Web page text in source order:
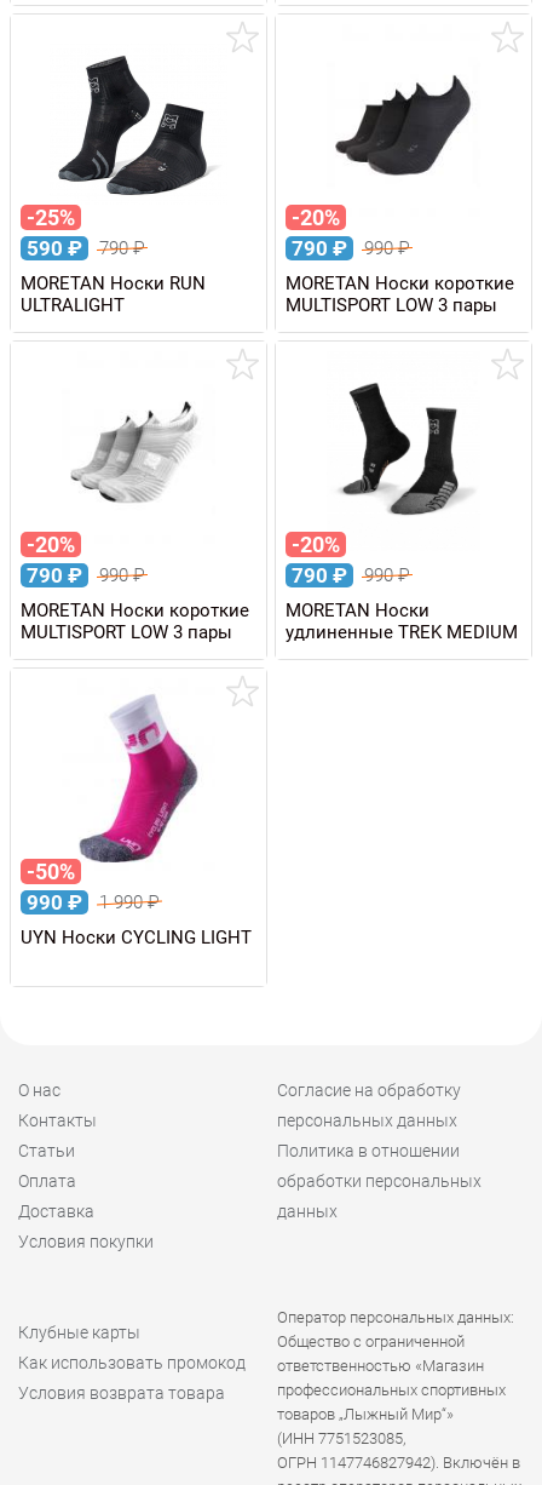
-25%
590 ₽ 790₽
MORETAN Носки RUN
ULTRALIGHT
-20%
790 ₽ 990₽
MORETAN Носки короткие
MULTISPORT LOW 3 пары
-20%
790 ₽ 990₽
MORETAN Носки короткие
MULTISPORT LOW 3 пары
-20%
790 ₽ 990₽
MORETAN Носки
удлиненные TREK MEDIUM
-50%
990 ₽ 1 990₽
UYN Носки CYCLING LIGHT
О нас
Контакты
Статьи
Оплата
Доставка
Условия покупки
Согласие на обработку
персональных данных
Политика в отношении
обработки персональных
данных
Клубные карты
Как использовать промокод
Условия возврата товара
Оператор персональных данных:
Общество с ограниченной
ответственностью «Магазин
профессиональных спортивных
товаров „Лыжный Мир“»
(ИНН 7751523085,
ОГРН 1147746827942). Включён в